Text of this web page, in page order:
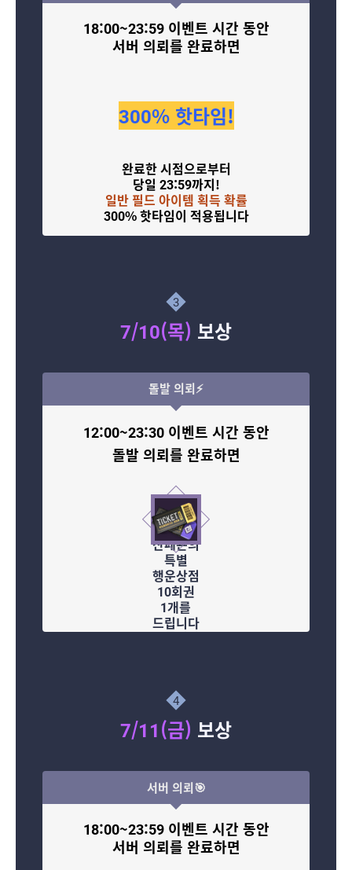
18:00~23:59 이벤트 시간 동안
서버 의뢰를 완료하면
300% 핫타임!
완료한 시점으로부터
당일 23:59까지!
일반 필드 아이템 획득 확률
300% 핫타임이 적용됩니다
3
7/10(목) 보상
돌발 의뢰⚡
12:00~23:30 이벤트 시간 동안
돌발 의뢰를 완료하면
산페욘의
특별
행운상점
10회권
1개를
드립니다
4
7/11(금) 보상
서버 의뢰🎯
18:00~23:59 이벤트 시간 동안
서버 의뢰를 완료하면